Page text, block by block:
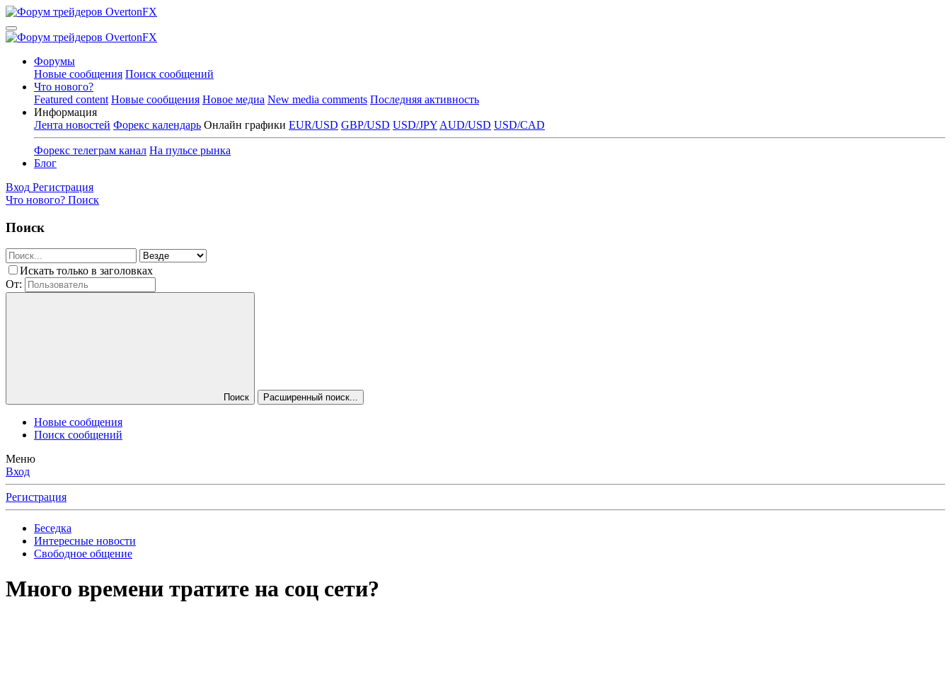
Форумы
Новые сообщения Поиск сообщений
Что нового?
Featured content Новые сообщения Новое медиа New media comments Последняя активность
Информация
Лента новостей Форекс календарь Онлайн графики EUR/USD GBP/USD USD/JPY AUD/USD USD/CAD
Форекс телеграм канал На пульсе рынка
Блог
Вход Регистрация
Что нового? Поиск
Поиск
Искать только в заголовках
От:
Поиск Расширенный поиск...
Новые сообщения
Поиск сообщений
Меню
Вход
Регистрация
Беседка
Интересные новости
Свободное общение
Много времени тратите на соц сети?